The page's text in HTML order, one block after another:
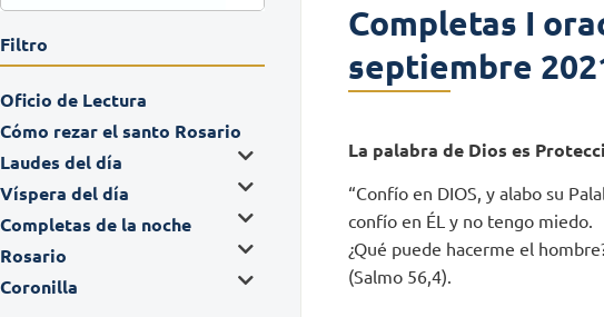
Filtro
Oficio de Lectura
Cómo rezar el santo Rosario
Laudes del día
Víspera del día
Completas de la noche
Rosario
Coronilla
Completas I
septiembre
La palabra de Dios es
“Confío en DIOS, y alabo su
confío en ÉL y no tengo miedo.
¿Qué puede hacerme el
(Salmo 56,4).